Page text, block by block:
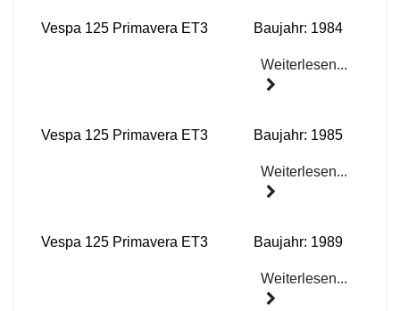
Vespa 125 Primavera ET3 Baujahr: 1984
Weiterlesen...
Vespa 125 Primavera ET3 Baujahr: 1985
Weiterlesen...
Vespa 125 Primavera ET3 Baujahr: 1989
Weiterlesen...